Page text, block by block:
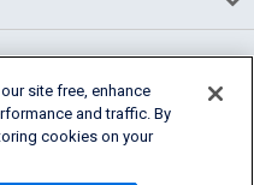
site free, enhance
and traffic. By
cookies on your